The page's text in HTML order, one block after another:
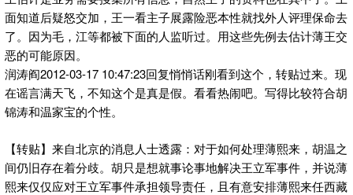
面知道后疑怒交加，王一看主子展露险恶本性就找外人评理保命去
了。因为毛，江等都被下面的人监听过。用这些先例去估计薄王交
恶的可能原因。
润涛阎2012-03-17 10:47:23回复悄悄话刚看到这个，转贴过来。现
在谣言满天飞，不知这个是真是假。看看热闹吧。写得比较符合胡
锦涛和温家宝的个性。
【转贴】来自北京的消息人士透露：对于如何处理薄熙来，胡温之
间仍旧存在着分歧。胡只是想就事论事地解决王立军事件，并说薄
熙来仅仅应对王立军事件承担领导责任，且有意安排薄熙来任西藏